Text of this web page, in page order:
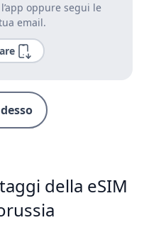
oppure segui le
email.
della eSIM